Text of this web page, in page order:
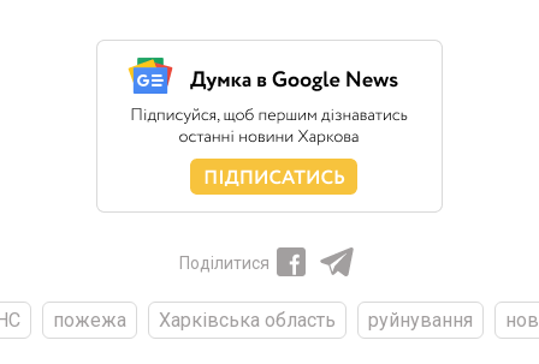
Поділитися
пожежа Харківська область руйнування